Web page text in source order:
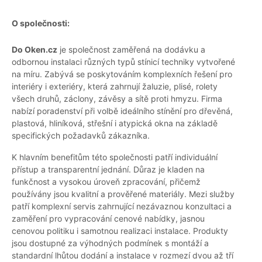
O společnosti:
Do Oken.cz je společnost zaměřená na dodávku a
odbornou instalaci různých typů stínicí techniky vytvořené
na míru. Zabývá se poskytováním komplexních řešení pro
interiéry i exteriéry, která zahrnují žaluzie, plisé, rolety
všech druhů, záclony, závěsy a sítě proti hmyzu. Firma
nabízí poradenství při volbě ideálního stínění pro dřevěná,
plastová, hliníková, střešní i atypická okna na základě
specifických požadavků zákazníka.
K hlavním benefitům této společnosti patří individuální
přístup a transparentní jednání. Důraz je kladen na
funkčnost a vysokou úroveň zpracování, přičemž
používány jsou kvalitní a prověřené materiály. Mezi služby
patří komplexní servis zahrnující nezávaznou konzultaci a
zaměření pro vypracování cenové nabídky, jasnou
cenovou politiku i samotnou realizaci instalace. Produkty
jsou dostupné za výhodných podmínek s montáží a
standardní lhůtou dodání a instalace v rozmezí dvou až tří